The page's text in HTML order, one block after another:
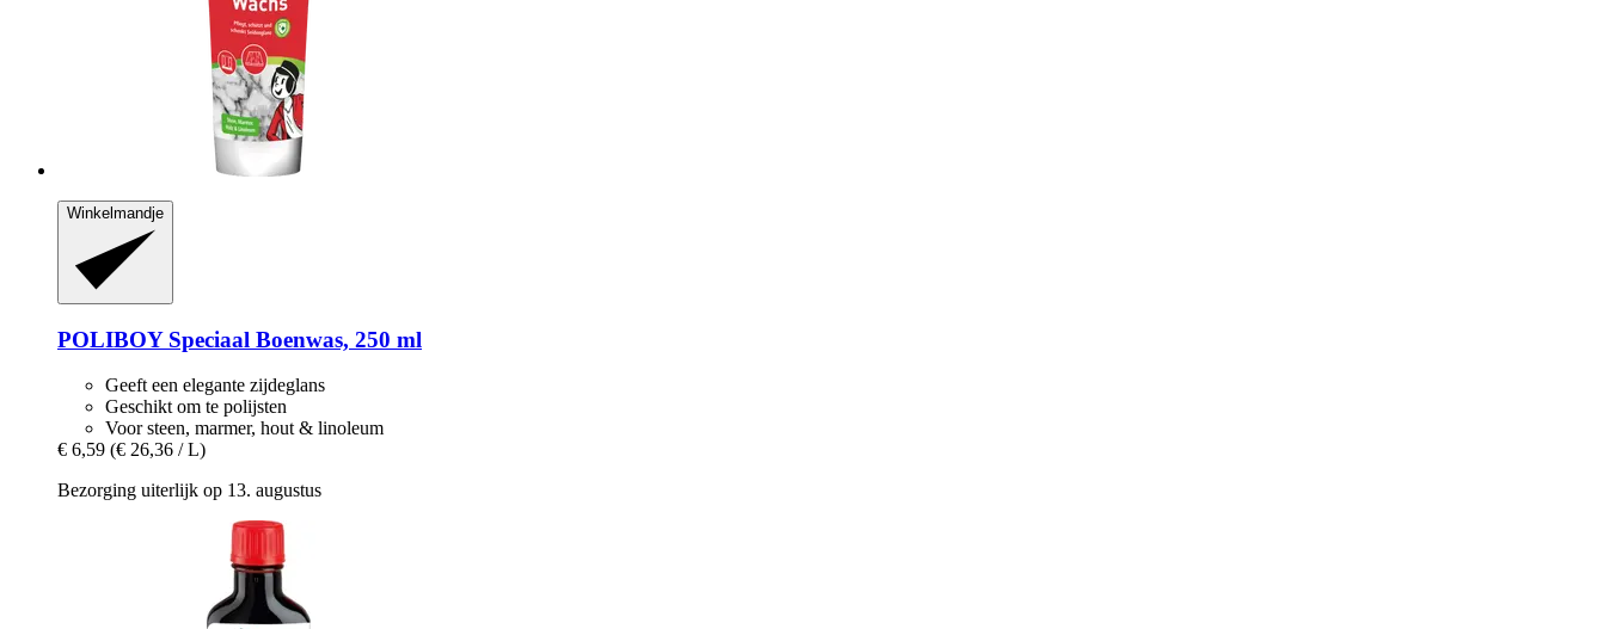
Winkelmandje
POLIBOYSpeciaal Boenwas, 250 ml
Geeft een elegante zijdeglans
Geschikt om te polijsten
Voor steen, marmer, hout & linoleum
€ 6,59 (€ 26,36 / L)
Bezorging uiterlijk op 13. augustus